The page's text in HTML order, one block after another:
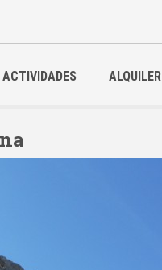
ACTIVIDADES ALQUILER